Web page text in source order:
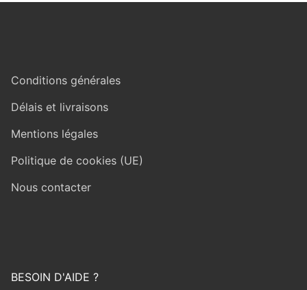
Conditions générales
Délais et livraisons
Mentions légales
Politique de cookies (UE)
Nous contacter
BESOIN D'AIDE ?